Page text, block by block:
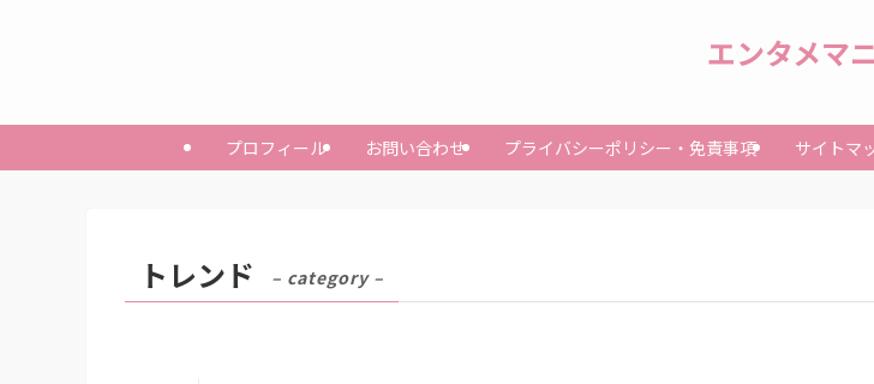
エンタメマ
プロフィール お問い合わせ プライバシーポリシー・免責事項 サイトマ
トレンド – category –